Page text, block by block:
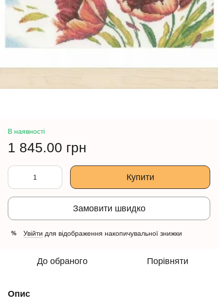
В наявності
1 845.00 грн
Купити
Замовити швидко
% Увійти для відображення накопичувальної знижки
До обраного Порівняти
Опис